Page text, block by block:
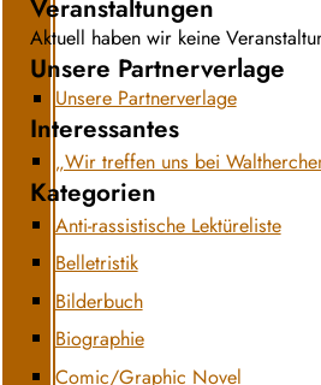
Veranstaltungen
Aktuell haben wir keine
Unsere Partnerverlage
Unsere Partnerverlage
Interessantes
„Wir treffen uns bei
Kategorien
Anti-rassistische Lektüreliste
Belletristik
Bilderbuch
Biographie
Comic/Graphic Novel